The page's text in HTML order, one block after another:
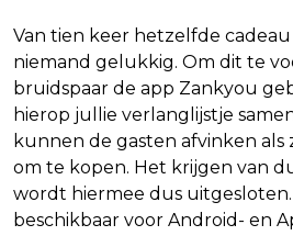
Van tien keer hetzelfde
niemand gelukkig. Om dit te
bruidspaar de app Zankyou
hierop jullie verlanglijstje
kunnen de gasten afvinken als
om te kopen. Het krijgen van
wordt hiermee dus uitgesloten.
beschikbaar voor Android- en